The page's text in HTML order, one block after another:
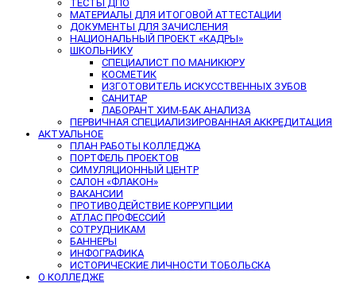
ТЕСТЫ ДПО
МАТЕРИАЛЫ ДЛЯ ИТОГОВОЙ АТТЕСТАЦИИ
ДОКУМЕНТЫ ДЛЯ ЗАЧИСЛЕНИЯ
НАЦИОНАЛЬНЫЙ ПРОЕКТ «КАДРЫ»
ШКОЛЬНИКУ
СПЕЦИАЛИСТ ПО МАНИКЮРУ
КОСМЕТИК
ИЗГОТОВИТЕЛЬ ИСКУССТВЕННЫХ ЗУБОВ
САНИТАР
ЛАБОРАНТ ХИМ-БАК АНАЛИЗА
ПЕРВИЧНАЯ СПЕЦИАЛИЗИРОВАННАЯ АККРЕДИТАЦИЯ
АКТУАЛЬНОЕ
ПЛАН РАБОТЫ КОЛЛЕДЖА
ПОРТФЕЛЬ ПРОЕКТОВ
СИМУЛЯЦИОННЫЙ ЦЕНТР
САЛОН «ФЛАКОН»
ВАКАНСИИ
ПРОТИВОДЕЙСТВИЕ КОРРУПЦИИ
АТЛАС ПРОФЕССИЙ
СОТРУДНИКАМ
БАННЕРЫ
ИНФОГРАФИКА
ИСТОРИЧЕСКИЕ ЛИЧНОСТИ ТОБОЛЬСКА
О КОЛЛЕДЖЕ